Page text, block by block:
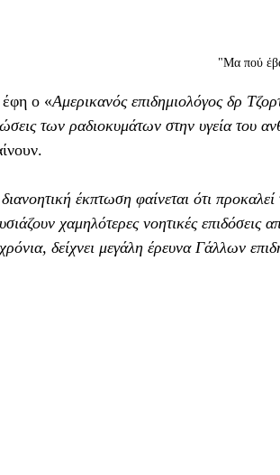
"Μα πού
ο «Αμερικανός επιδημιολόγος δρ
των ραδιοκυμάτων στην υγεία του
έκπτωση φαίνεται ότι
χαμηλότερες νοητικές
δείχνει μεγάλη έρευνα Γάλλων